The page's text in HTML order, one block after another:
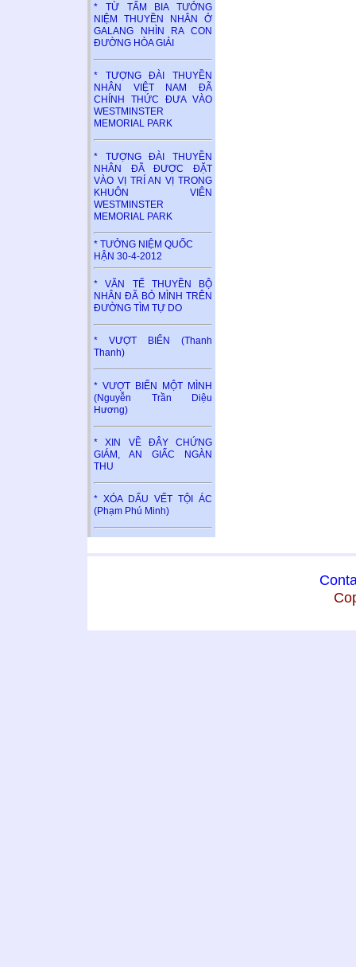
* TỪ TẤM BIA TƯỞNG
NIỆM THUYỀN NHÂN Ở
GALANG NHÌN RA CON
ĐƯỜNG HÒA GIẢI
* TƯỢNG ĐÀI THUYỀN
NHÂN VIỆT NAM ĐÃ
CHÍNH THỨC ĐƯA VÀO
WESTMINSTER
MEMORIAL PARK
* TƯỢNG ĐÀI THUYỀN
NHÂN ĐÃ ĐƯỢC ĐẶT
VÀO VỊ TRÍ AN VỊ TRONG
KHUÔN VIÊN
WESTMINSTER
MEMORIAL PARK
* TƯỞNG NIỆM QUỐC
HẬN 30-4-2012
* VĂN TẾ THUYỀN BỘ
NHÂN ĐÃ BỎ MÌNH TRÊN
ĐƯỜNG TÌM TỰ DO
* VƯỢT BIỂN (Thanh
Thanh)
* VƯỢT BIỂN MỘT MÌNH
(Nguyễn Trần Diệu
Hương)
* XIN VỀ ĐÂY CHỨNG
GIÁM, AN GIẤC NGÀN
THU
* XÓA DẤU VẾT TỘI ÁC
(Phạm Phú Minh)